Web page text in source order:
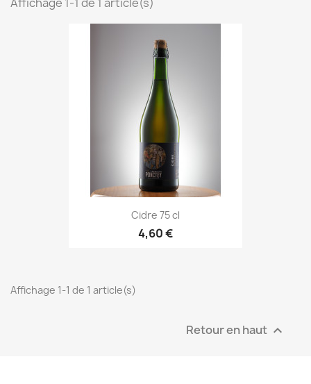
Cidre 75 cl
4,60 €
Affichage 1-1 de 1 article(s)
Retour en haut 